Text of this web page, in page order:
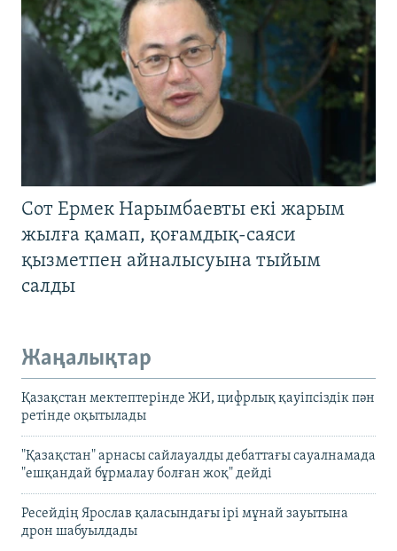
Сот Ермек Нарымбаевты екі жарым
жылға қамап, қоғамдық-саяси
қызметпен айналысуына тыйым
салды
Жаңалықтар
Қазақстан мектептерінде ЖИ, цифрлық қауіпсіздік пән
ретінде оқытылады
"Қазақстан" арнасы сайлауалды дебаттағы сауалнамада
"ешқандай бұрмалау болған жоқ" дейді
Ресейдің Ярослав қаласындағы ірі мұнай зауытына
дрон шабуылдады